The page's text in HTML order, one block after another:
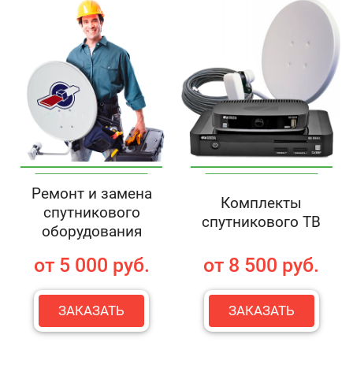
Ремонт и замена
спутникового
оборудования
от 5 000 руб.
ЗАКАЗАТЬ
Комплекты
спутникового ТВ
от 8 500 руб.
ЗАКАЗАТЬ